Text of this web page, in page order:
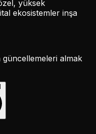
yüksek
ekosistemler inşa
güncellemeleri almak